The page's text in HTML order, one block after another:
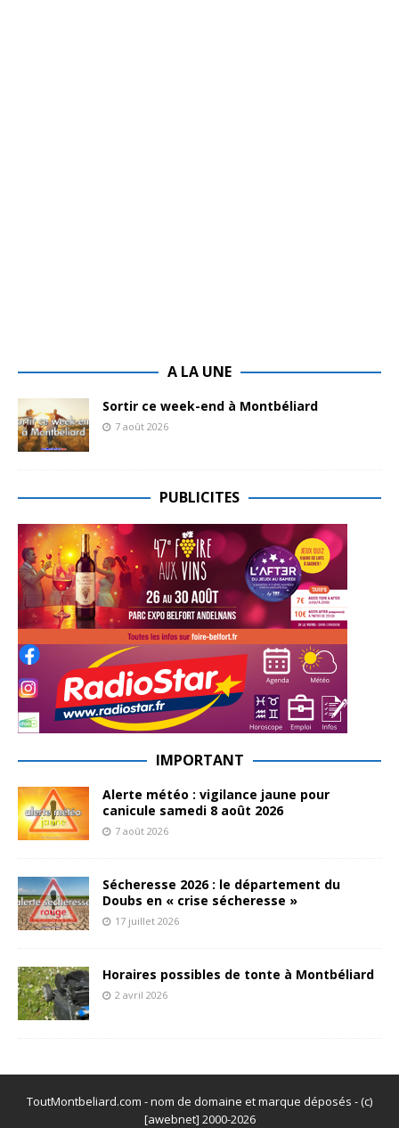
A LA UNE
Sortir ce week-end à Montbéliard
7 août 2026
PUBLICITES
IMPORTANT
Alerte météo : vigilance jaune pour
canicule samedi 8 août 2026
7 août 2026
Sécheresse 2026 : le département du
Doubs en « crise sécheresse »
17 juillet 2026
Horaires possibles de tonte à Montbéliard
2 avril 2026
ToutMontbeliard.com - nom de domaine et marque déposés - (c)
[awebnet] 2000-2026